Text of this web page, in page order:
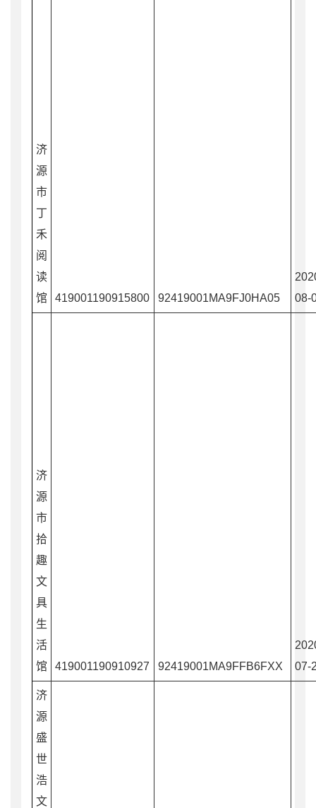
济
源
市
丁
禾
阅
读
馆
419001190915800 92419001MA9FJ0HA05
08-
济
源
市
拾
趣
文
具
生
活
馆
419001190910927 92419001MA9FFB6FXX
07-
济
源
盛
世
浩
文